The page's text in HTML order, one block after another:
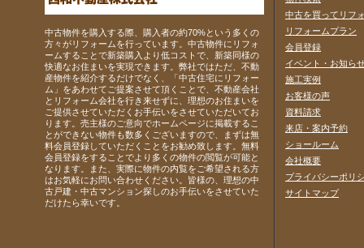
中古物件を購入する際、購入者の約70%という多くの
方々がリフォームを行っています。中古物件にリフォ
ームすることで新築購入より低コストで、新築同様の
快適なお住まいを実現できます。弊社ではただ、不動
産物件を紹介するだけでなく、「中古住宅にリフォー
ム」をあわせてご提案させて頂くことで、不動産会社
とリフォーム会社を行き来せずに、理想のお住まいを
ご提供させていただくお手伝いをさせていただいてお
ります。売主様のご意向でホームページに掲載するこ
とができない物件も数多くございますので、まずは無
料会員登録していただくことをお勧め致します。無料
会員登録をすることでより多くの物件の閲覧が可能と
なります。また、実際に物件の内覧をご希望される方
はお気軽にお問い合わせください。皆様の、理想の中
古戸建・中古マンション探しのお手伝いをさせていた
だけたら幸いです。
中古を買ってリフ
リフォームプラン
会員登録
イベント・お知ら
施工実例
お客様の声
資料請求
来店・案内予約
ショールーム
会社概要
プライバシーポリ
サイトマップ